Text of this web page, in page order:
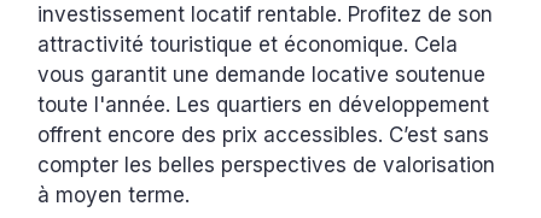
investissement locatif rentable. Profitez de son
attractivité touristique et économique. Cela
vous garantit une demande locative soutenue
toute l'année. Les quartiers en développement
offrent encore des prix accessibles. C’est sans
compter les belles perspectives de valorisation
à moyen terme.